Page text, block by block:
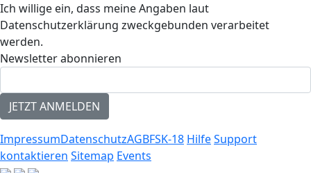
Ich willige ein, dass meine Angaben laut
Datenschutzerklärung zweckgebunden verarbeitet
werden.
Newsletter abonnieren
ImpressumDatenschutzAGBFSK-18 HilfeSupport
kontaktieren Sitemap Events